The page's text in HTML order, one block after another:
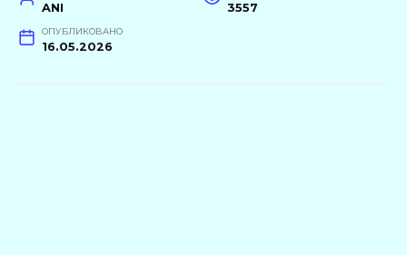
ANI 3557
ОПУБЛИКОВАНО
16.05.2026